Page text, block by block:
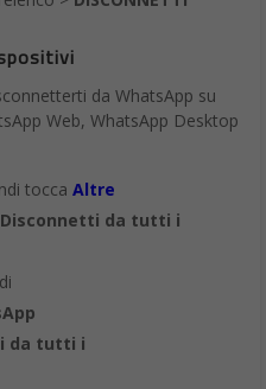
vedono e pensare ciò che
parole, attribuite al biologo
filosofia di Datwave. Nel
tecnologico, le aziende
un vantaggio
come un simbolo di
in settori quali